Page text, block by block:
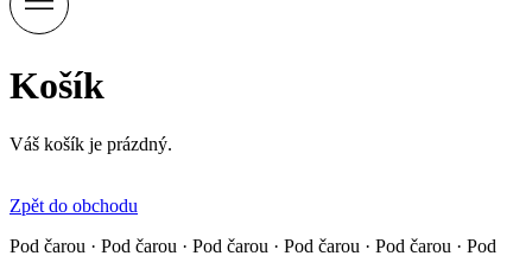
Košík
Váš košík je prázdný.
Zpět do obchodu
Pod čarou · Pod čarou · Pod čarou · Pod čarou · Pod čarou · Pod